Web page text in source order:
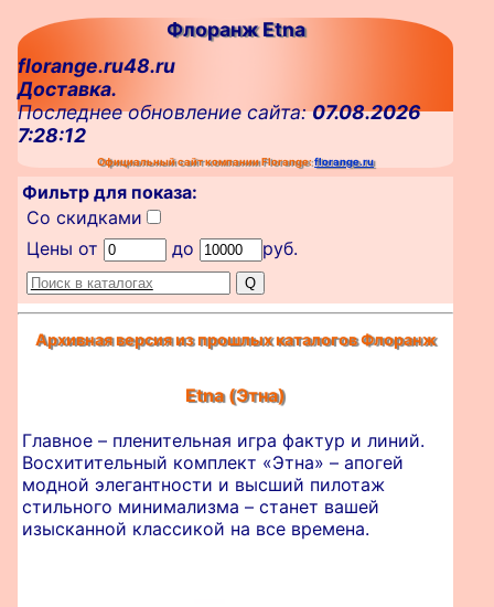
Флоранж Etna
florange.ru48.ru
Доставка.
Последнее обновление сайта:07.08.2026
7:28:12
Официальный сайт компании Florange:florange.ru
Фильтр для показа:
Со скидками
Цены от
до руб.
Архивная версия из прошлых каталогов Флоранж
Etna (Этна)
Главное – пленительная игра фактур и линий.
Восхитительный комплект «Этна» – апогей
модной элегантности и высший пилотаж
стильного минимализма – станет вашей
изысканной классикой на все времена.